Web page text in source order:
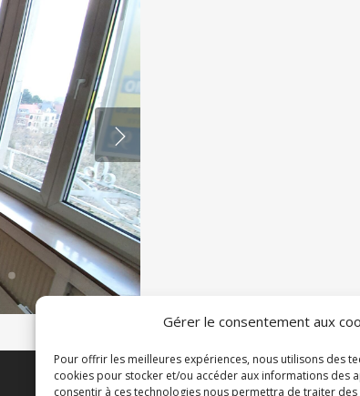
Gérer le consentement aux
Pour offrir les meilleures expériences, nous utilisons des
cookies pour stocker et/ou accéder aux informations des
consentir à ces technologies nous permettra de traiter